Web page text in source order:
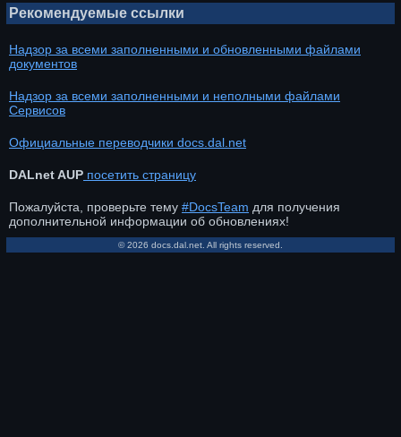
Рекомендуемые ссылки
Надзор за всеми заполненными и обновленными файлами
документов
Надзор за всеми заполненными и неполными файлами
Сервисов
Официальные переводчики docs.dal.net
DALnet AUP посетить страницу
Пожалуйста, проверьте тему #DocsTeam для получения
дополнительной информации об обновлениях!
© 2026 docs.dal.net. All rights reserved.